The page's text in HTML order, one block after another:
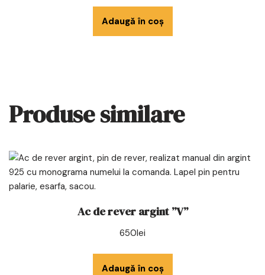
Adaugă în coș
Produse similare
Ac de rever argint ”V”
650lei
Adaugă în coș